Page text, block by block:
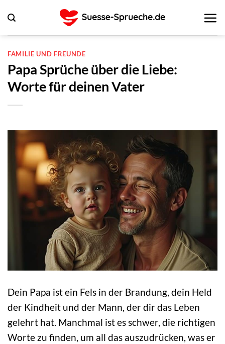
Inhalt
springen
FAMILIE UND FREUNDE
Papa Sprüche über die Liebe:
Worte für deinen Vater
Dein Papa ist ein Fels in der Brandung, dein Held
der Kindheit und der Mann, der dir das Leben
gelehrt hat. Manchmal ist es schwer, die richtigen
Worte zu finden, um all das auszudrücken, was er